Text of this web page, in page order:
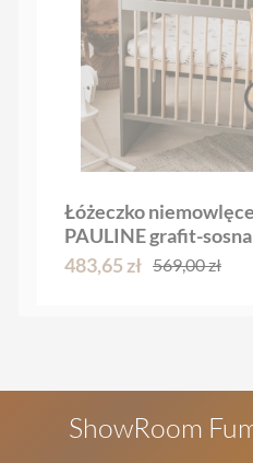
Łóżeczko
PAULINE grafit-sosna
483,65 zł 569,00 zł
ShowRoom